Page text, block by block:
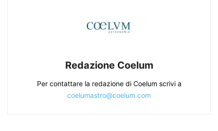
Redazione Coelum
Per contattare la redazione di Coelum scrivi a
coelumastro@coelum.com